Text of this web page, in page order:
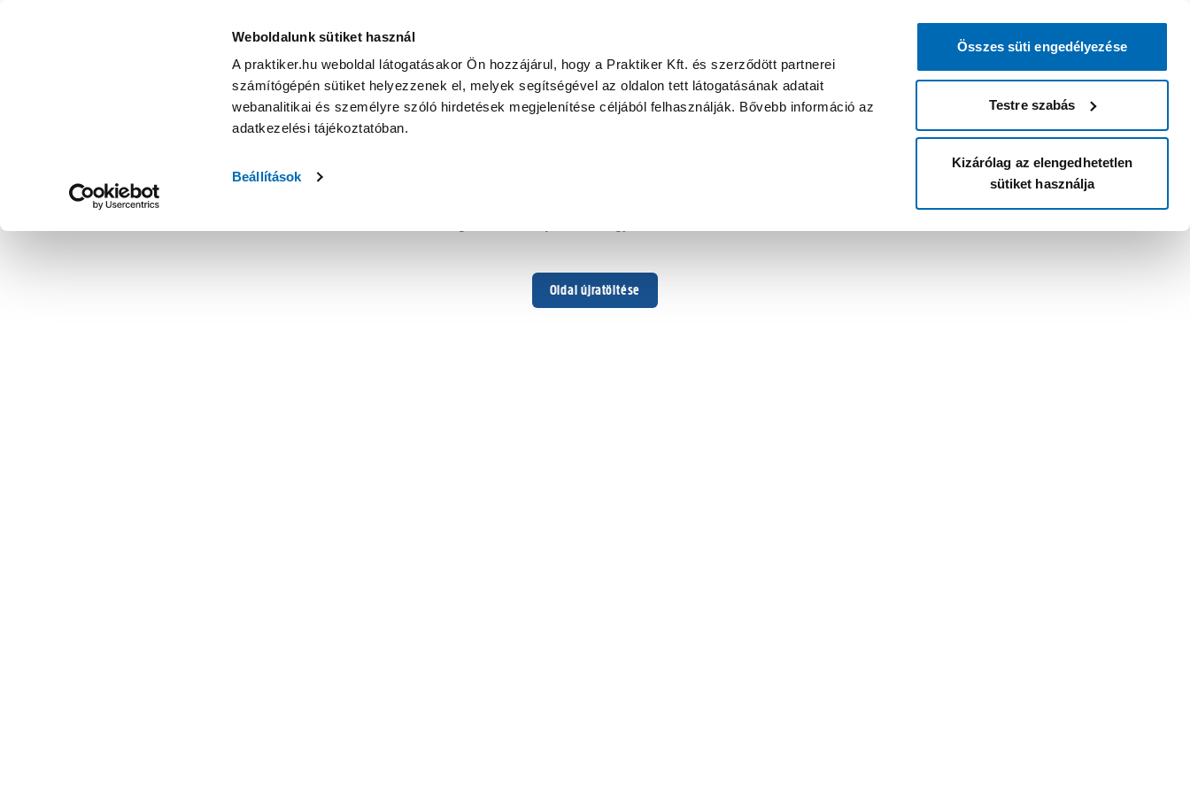
Weboldalunk sütiket használ
A praktiker.hu weboldal látogatásakor Ön hozzájárul, hogy a Praktiker Kft. és szerződött partnerei
számítógépén sütiket helyezzenek el, melyek segítségével az oldalon tett látogatásának adatait
webanalitikai és személyre szóló hirdetések megjelenítése céljából felhasználják. Bővebb információ az
adatkezelési tájékoztatóban.
Beállítások
Összes süti engedélyezése
Testre szabás
Kizárólag az elengedhetetlen
sütiket használja
Oldal újratöltése